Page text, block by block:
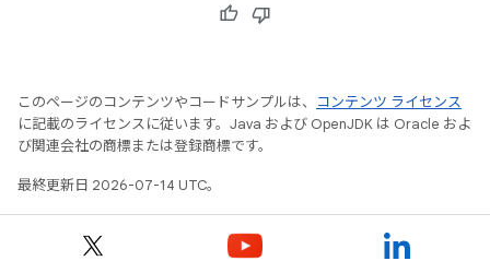
このページのコンテンツやコードサンプルは、
コンテンツ ライセンス
に記載のライセンスに従います。Java および OpenJDK は Oracle およ
び関連会社の商標または登録商標です。
最終更新日 2026-07-14 UTC。